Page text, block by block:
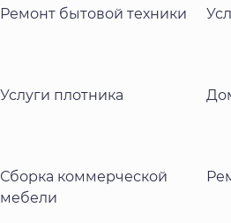
Ремонт бытовой техники
Услуги плотника
Сборка коммерческой
мебели